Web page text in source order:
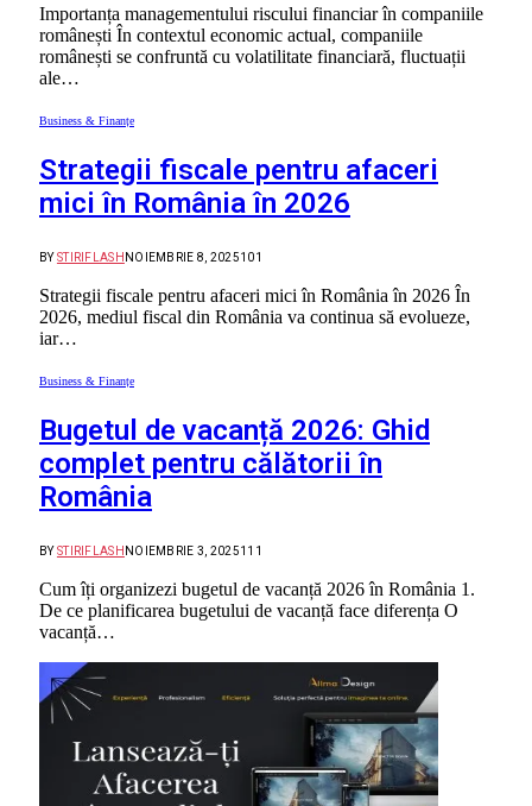
Importanța managementului riscului financiar în companiile
românești În contextul economic actual, companiile
românești se confruntă cu volatilitate financiară, fluctuații
ale…
Business & Finanțe
Strategii fiscale pentru afaceri
mici în România în 2026
BY STIRIFLASH NOIEMBRIE 8, 2025101
Strategii fiscale pentru afaceri mici în România în 2026 În
2026, mediul fiscal din România va continua să evolueze,
iar…
Business & Finanțe
Bugetul de vacanță 2026: Ghid
complet pentru călătorii în
România
BY STIRIFLASH NOIEMBRIE 3, 2025111
Cum îți organizezi bugetul de vacanță 2026 în România 1.
De ce planificarea bugetului de vacanță face diferența O
vacanță…